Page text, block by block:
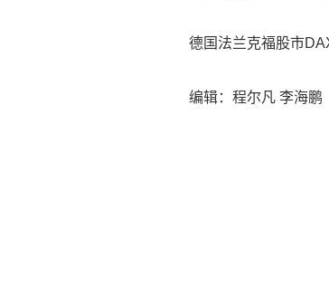
德国法兰克福股市
编辑：程尔凡 李海鹏